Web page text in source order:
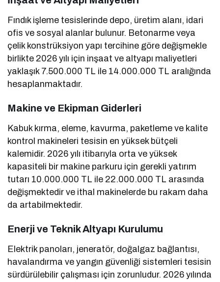
Fındık işleme tesislerinde depo, üretim alanı, idari
ofis ve sosyal alanlar bulunur. Betonarme veya
çelik konstrüksiyon yapı tercihine göre değişmekle
birlikte 2026 yılı için inşaat ve altyapı maliyetleri
yaklaşık 7.500.000 TL ile 14.000.000 TL aralığında
hesaplanmaktadır.
Makine ve Ekipman Giderleri
Kabuk kırma, eleme, kavurma, paketleme ve kalite
kontrol makineleri tesisin en yüksek bütçeli
kalemidir. 2026 yılı itibarıyla orta ve yüksek
kapasiteli bir makine parkuru için gerekli yatırım
tutarı 10.000.000 TL ile 22.000.000 TL arasında
değişmektedir ve ithal makinelerde bu rakam daha
da artabilmektedir.
Enerji ve Teknik Altyapı Kurulumu
Elektrik panoları, jeneratör, doğalgaz bağlantısı,
havalandırma ve yangın güvenliği sistemleri tesisin
sürdürülebilir çalışması için zorunludur. 2026 yılında